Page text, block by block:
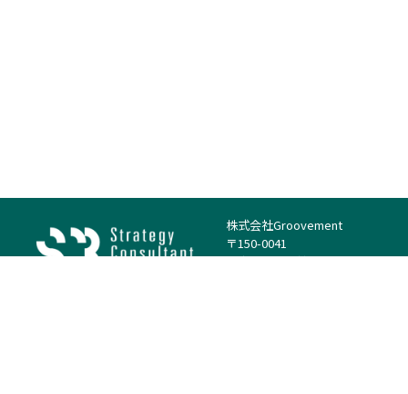
株式会社Groovement
〒150-0041
東京都渋谷区神南1丁目23−14